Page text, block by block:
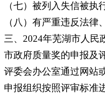
（七）被列入失信被
（八）有严重违反法律
三、2024年芜湖市人民
市政府质量奖的申报及
评委会办公室通过网站
申报组织按照评审标准